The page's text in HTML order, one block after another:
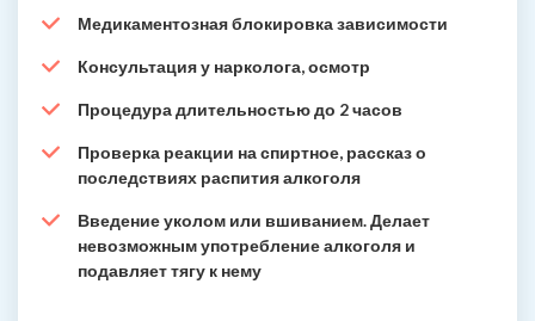
Медикаментозная блокировка зависимости
Консультация у нарколога, осмотр
Процедура длительностью до 2 часов
Проверка реакции на спиртное, рассказ о
последствиях распития алкоголя
Введение уколом или вшиванием. Делает
невозможным употребление алкоголя и
подавляет тягу к нему